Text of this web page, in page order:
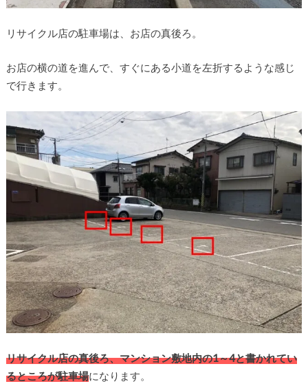
リサイクル店の駐車場は、お店の真後ろ。
お店の横の道を進んで、すぐにある小道を左折するような感じ
で行きます。
リサイクル店の真後ろ、マンション敷地内の1～4と書かれてい
るところが駐車場になります。